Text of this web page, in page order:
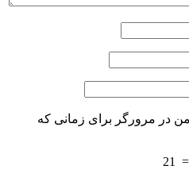
در مرورگر برای زمانی که
= 21